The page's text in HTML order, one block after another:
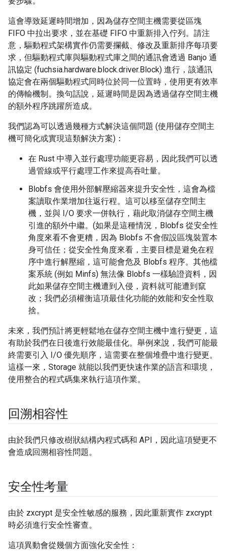
這會導致延遲時間增加，因為儲存空間主機需要從區塊
FIFO 中拉出要求，並在基礎 FIFO 中重新排入佇列。請注
意，驅動程式架構實作仍需要攔截、修改及重新排序每項要
求，但驅動程式庫與驅動程式庫之間的通訊會透過 Banjo 通
訊協定 (fuchsia.hardware.block.driver.Block) 進行，該通訊
協定會在兩個驅動程式同時位於同一位置時，使用更有效率
的傳輸機制。換句話說，延遲時間是因為透過儲存空間主機
的額外程序跳躍所造成。
我們認為可以透過幾種方式解決這個問題 (使用儲存空間主
機可簡化或實現這類解決方案)：
在 Rust 中導入並行處理功能更容易，因此我們可以透
過管線或平行處理工作來提高吞吐量。
Blobfs 會使用外部解壓縮器來提升安全性，這會為檔
案讀取作業增加往返行程。這可以移至儲存空間主
機，並與 I/O 要求一併執行，藉此取消儲存空間主機
引進的額外中繼。(如果是這種情況，Blobfs 從安全性
角度來看不會更糟，因為 Blobfs 不會假設區塊裝置本
身可信任；從安全性角度來看，主要目標是避免在程
序中進行解壓縮，這可能會危及 Blobfs 程序。其他檔
案系統 (例如 Minfs) 無法像 Blobfs 一樣驗證資料，因
此如果儲存空間主機遭到入侵，資料就可能遭到竄
改；我們必須權衡這項最佳化功能的效能和安全性取
捨。
未來，我們預計將更輕鬆地在儲存空間主機中進行變更，這
有助於我們在日後進行效能最佳化。舉例來說，我們可能最
終需要引入 I/O 優先順序，這需要在整個堆疊中進行變更。
這樣一來，Storage 就能以我們更快速作業的語言和環境，
使用整合的程式碼集來執行這項作業。
回溯相容性
由於我們只修改樹狀結構內程式碼和 API，因此這項變更不
會造成回溯相容性問題。
安全性考量
由於 zxcrypt 是安全性敏感的服務，因此重新實作 zxcrypt
時必須進行安全性審查。
這項異動會從幾個方面強化安全性：